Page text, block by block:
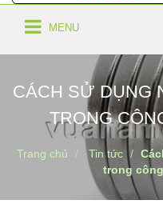
MENU
CÁCH SỬ DỤNG
TRONG
Trang chủ Tin tức
trong